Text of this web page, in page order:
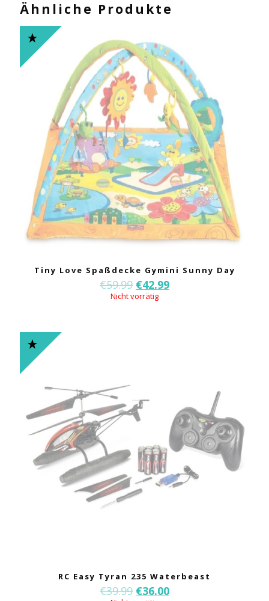
Ähnliche Produkte
Tiny Love Spaßdecke Gymini Sunny Day
€59.99 €42.99
Nicht vorrätig
RC Easy Tyran 235 Waterbeast
€39.99 €36.00